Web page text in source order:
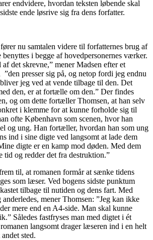
endvidere, hvordan teksten løbende skal
ende løsrive sig fra dens forfatter.
nu samtalen videre til forfatternes brug af
i begge af hovedpersonernes værker.
det skrevne,” mener Madsen efter et
presser sig på, og netop fordi jeg endnu
jeg ved at vende tilbage til den. Det
den, er at fortælle om den.” Der findes
og om dette fortæller Thomsen, at han selv
i klemme for at kunne forholde sig til
ofte København som scenen, hvor han
og ung. Han fortæller, hvordan han som ung
ind i sine digte ved langsomt at lade dem
digte er en kamp mod døden. Med dem
tid og redder det fra destruktion.”
til, at romanen formår at sænke tidens
som læser. Ved bogens sidste punktum
tilbage til nutiden og dens fart. Med
mener Thomsen: ”Jeg kan ikke
mere end en A4-side. Man skal kunne
Således fastfryses man med digtet i ét
langsomt drager læseren ind i en helt
sted.